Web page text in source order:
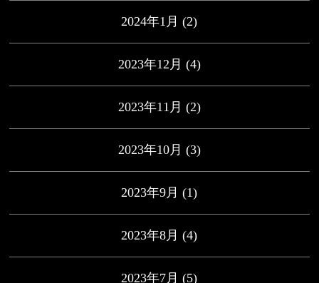
2024年1月 (2)
2023年12月 (4)
2023年11月 (2)
2023年10月 (3)
2023年9月 (1)
2023年8月 (4)
2023年7月 (5)